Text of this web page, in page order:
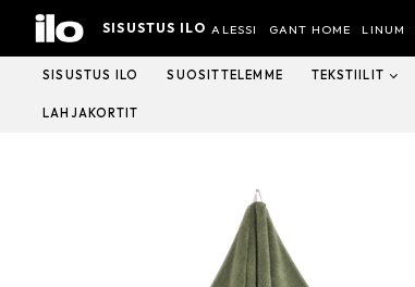
Hyppää
sisältöön
SISUSTUS ILO ALESSI GANT HOME LINUM
SISUSTUS ILO SUOSITTELEMME TEKSTIILIT
LAHJAKORTIT